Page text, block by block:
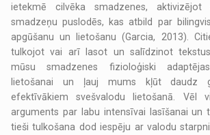
ietekmē cilvēka smadzenes, aktivizējot
smadzeņu puslodēs, kas atbild par
apgūšanu un lietošanu (Garcia, 2013).
tulkojot vai arī lasot un salīdzinot
mūsu smadzenes fizioloģiski
lietošanai un ļauj mums kļūt daudz
efektīvākiem svešvalodu lietošanā. Vēl
arguments par labu intensīvai lasīšanai un
tieši tulkošana dod iespēju ar valodu